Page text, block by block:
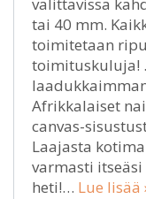
valittavissa
tai 40 mm.
toimitetaan
toimituskuluja!
Afrikkalaiset
canvas-
Laajasta
varmasti
heti!… Lue lisää